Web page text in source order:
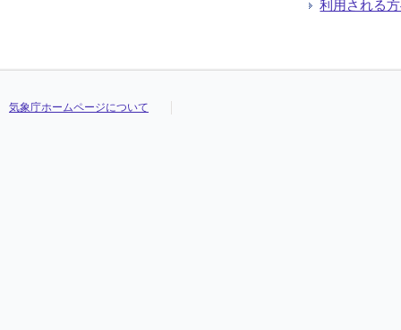
利用される
気象庁ホームページについて